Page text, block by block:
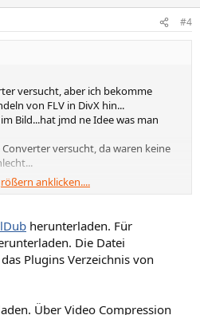
#4
versucht, aber ich bekomme
von FLV in DivX hin...
Bild...hat jmd ne Idee was man
versucht, da waren keine
doch ne vernünftige Lösung
anklicken....
herunterladen. Für
Die Datei
Plugins Verzeichnis von
Über Video Compression